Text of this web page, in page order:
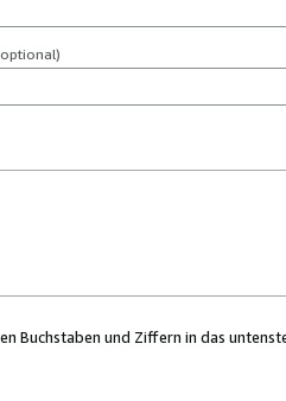
Buchstaben und Ziffern in das